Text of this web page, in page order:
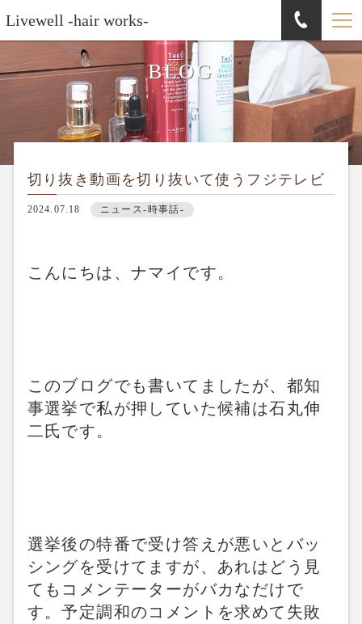
Livewell -hair works-
BLOG
切り抜き動画を切り抜いて使うフジテレビ
2024.07.18 ニュース-時事話-
こんにちは、ナマイです。
このブログでも書いてましたが、都知
事選挙で私が押していた候補は石丸伸
二氏です。
選挙後の特番で受け答えが悪いとバッ
シングを受けてますが、あれはどう見
てもコメンテーターがバカなだけで
す。予定調和のコメントを求めて失敗